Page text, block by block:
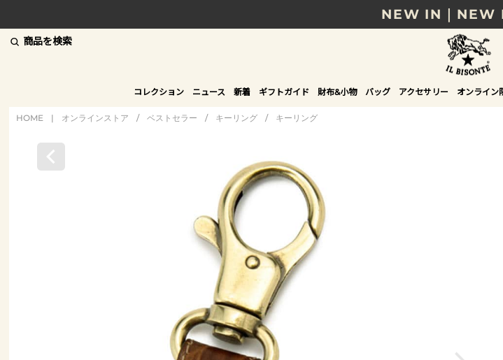
NEW IN｜NEW
8/17(月)10時まで｜税込
贈る相手やシーンから選べる
NEW IN｜COLOR
商品を検索
コレクション ニュース 新着 ギフトガイド 財布&小物 バッグ アクセサリー オンライン
HOME | オンラインストア / ベストセラー / キーリング / キーリング